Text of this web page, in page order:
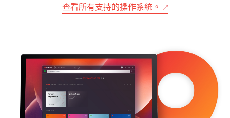
查看所有支持的操作系統。